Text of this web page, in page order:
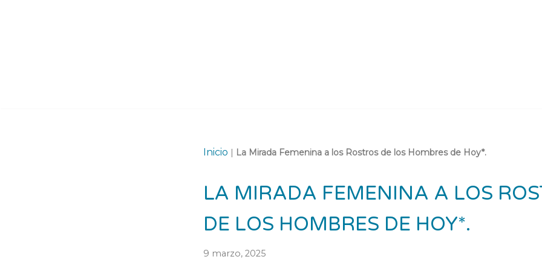
Inicio | La Mirada Femenina a los Rostros de los Hombres de Hoy*.
LA MIRADA FEMENINA A LOS
DE LOS HOMBRES DE HOY*.
9 marzo, 2025